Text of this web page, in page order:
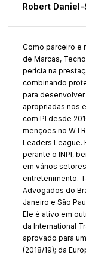
Robert
Como parceiro e
de Marcas,
perícia na
combinando
para
apropriadas nos
com PI desde
menções no
Leaders League.
perante o INPI,
em vários
entretenimento.
Advogados do
Janeiro e São
Ele é ativo em
da International
aprovado para
(2018/19); da